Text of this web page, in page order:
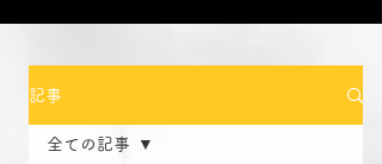
記事
全ての記事